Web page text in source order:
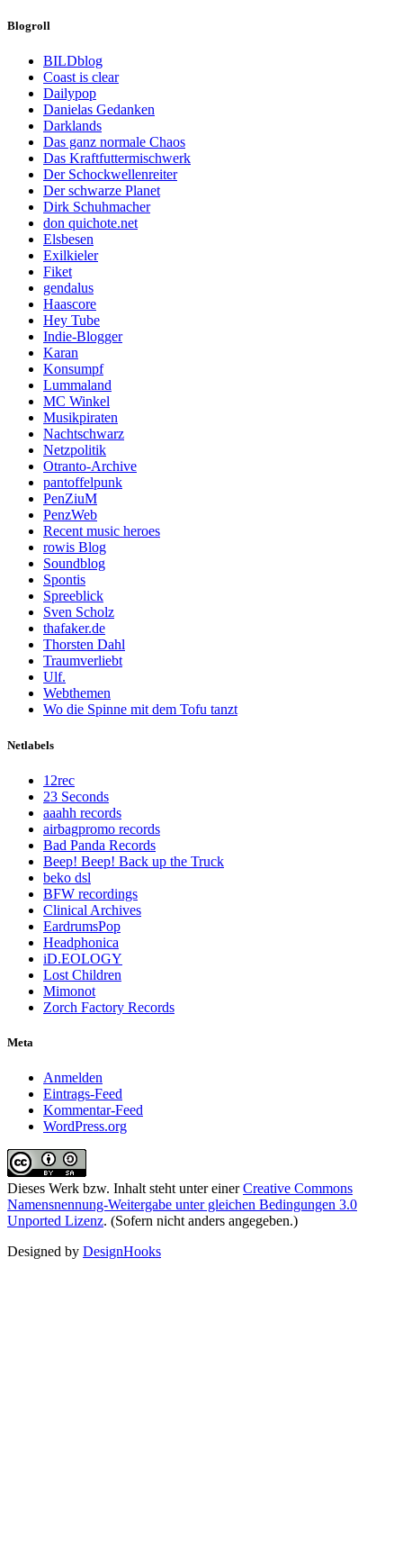
Blogroll
BILDblog
Coast is clear
Dailypop
Danielas Gedanken
Darklands
Das ganz normale Chaos
Das Kraftfuttermischwerk
Der Schockwellenreiter
Der schwarze Planet
Dirk Schuhmacher
don quichote.net
Elsbesen
Exilkieler
Fiket
gendalus
Haascore
Hey Tube
Indie-Blogger
Karan
Konsumpf
Lummaland
MC Winkel
Musikpiraten
Nachtschwarz
Netzpolitik
Otranto-Archive
pantoffelpunk
PenZiuM
PenzWeb
Recent music heroes
rowis Blog
Soundblog
Spontis
Spreeblick
Sven Scholz
thafaker.de
Thorsten Dahl
Traumverliebt
Ulf.
Webthemen
Wo die Spinne mit dem Tofu tanzt
Netlabels
12rec
23 Seconds
aaahh records
airbagpromo records
Bad Panda Records
Beep! Beep! Back up the Truck
beko dsl
BFW recordings
Clinical Archives
EardrumsPop
Headphonica
iD.EOLOGY
Lost Children
Mimonot
Zorch Factory Records
Meta
Anmelden
Eintrags-Feed
Kommentar-Feed
WordPress.org
Dieses Werk bzw. Inhalt steht unter einerCreative Commons
Namensnennung-Weitergabe unter gleichen Bedingungen 3.0
Unported Lizenz. (Sofern nicht anders angegeben.)
Designed by DesignHooks